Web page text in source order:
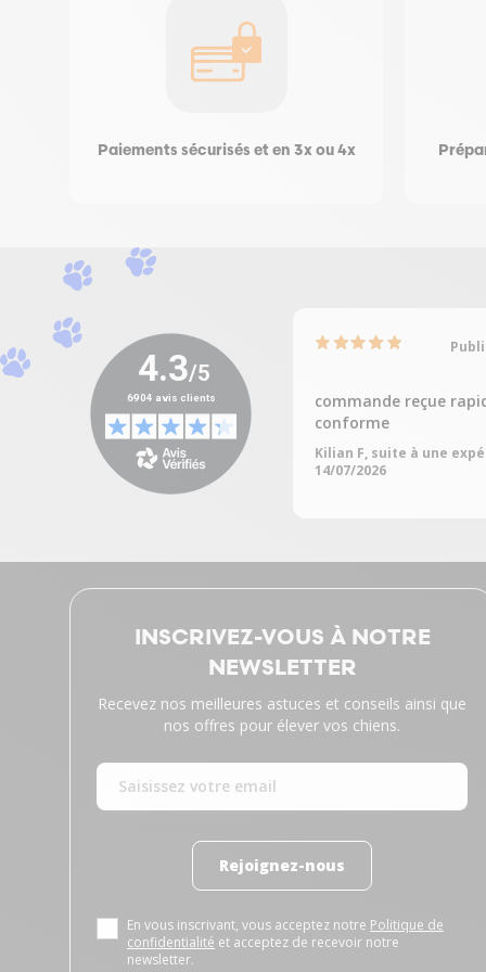
Paiements sécurisés et en 3x ou 4x
commande reçue
conforme
Kilian F, suite à une
14/07/2026
INSCRIVEZ-VOUS À NOTRE
NEWSLETTER
Recevez nos meilleures astuces et conseils ainsi que
nos offres pour élever vos chiens.
Rejoignez-nous
En vous inscrivant, vous acceptez notre Politique de
confidentialité et acceptez de recevoir notre
newsletter.